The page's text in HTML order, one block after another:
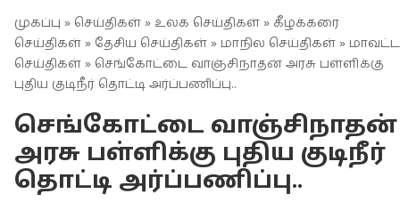
முகப்பு » செய்திகள் » உலக செய்திகள் » கீழக்கரை
செய்திகள் » தேசிய செய்திகள் » மாநில செய்திகள் » மாவட்ட
செய்திகள் » செங்கோட்டை வாஞ்சிநாதன் அரசு பள்ளிக்கு
புதிய குடிநீர் தொட்டி அர்ப்பணிப்பு..
செங்கோட்டை வாஞ்சிநாதன்
அரசு பள்ளிக்கு புதிய குடிநீர்
தொட்டி அர்ப்பணிப்பு..